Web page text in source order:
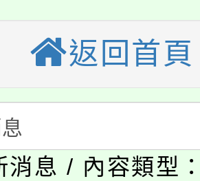
》溝通分析基
迎學生輔導中心
諮商輔導、社會
生報名參加。
栗縣政府辦理
校園短影音徵
簡章及活動海報
名參加。
115學年度學生
市補助參觀特色
動實施計畫」
度「教育部表揚
推展貢獻獎」
校115學年度第
返回首頁
息 / 內容類型